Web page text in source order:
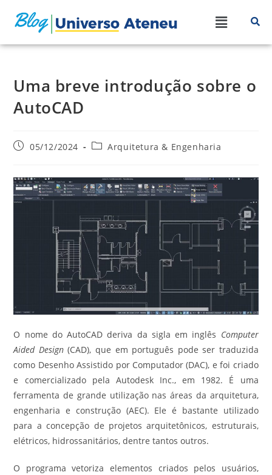
Uma breve introdução sobre o
AutoCAD
05/12/2024 Arquitetura & Engenharia
O nome do AutoCAD deriva da sigla em inglês Computer
Aided Design(CAD), que em português pode ser traduzida
como Desenho Assistido por Computador (DAC), e foi criado
e comercializado pela Autodesk Inc., em 1982. É uma
ferramenta de grande utilização nas áreas da arquitetura,
engenharia e construção (AEC). Ele é bastante utilizado
para a concepção de projetos arquitetônicos, estruturais,
elétricos, hidrossanitários, dentre tantos outros.
O programa vetoriza elementos criados pelos usuários,